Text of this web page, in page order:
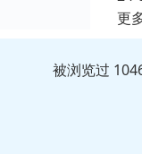
更
被浏览过